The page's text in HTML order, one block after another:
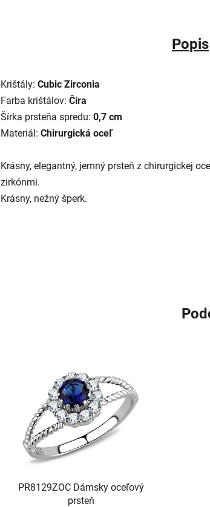
Popis
Krištály: Cubic Zirconia
Farba krištálov: Číra
Šírka prsteňa spredu: 0,7 cm
Materiál: Chirurgická oceľ
Krásny, elegantný, jemný prsteň z chirurgickej
zirkónmi.
Krásny, nežný šperk.
PR8129ZOC Dámsky oceľový
prsteň